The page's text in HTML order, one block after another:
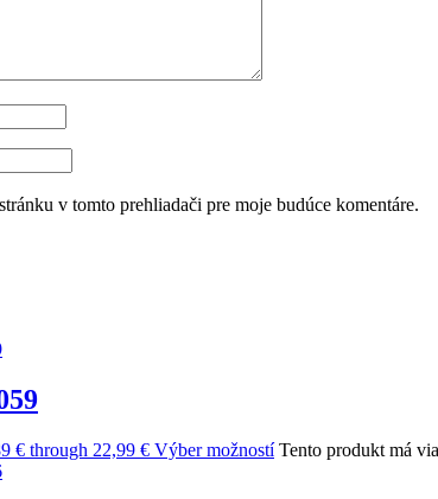
v tomto prehliadači pre moje budúce komentáre.
€ through 22,99 € Výber možností Tento produkt má